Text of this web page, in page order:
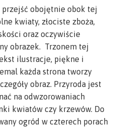
przejść obojętnie obok tej
kwiaty, złociste zboża,
oraz oczywiście
obrazek. Trzonem tej
ilustracje, piękne i
każda strona tworzy
obraz. Przyroda jest
na odwzorowaniach
kwiatów czy krzewów. Do
ogród w czterech porach